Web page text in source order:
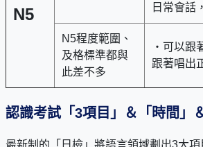
N5
日常會話
N5程度範圍、
及格標準都與
此差不多
・可以跟
跟著唱出
認識考試「3項目」＆「時間」
最新制的「日檢」將語言領域劃出3大